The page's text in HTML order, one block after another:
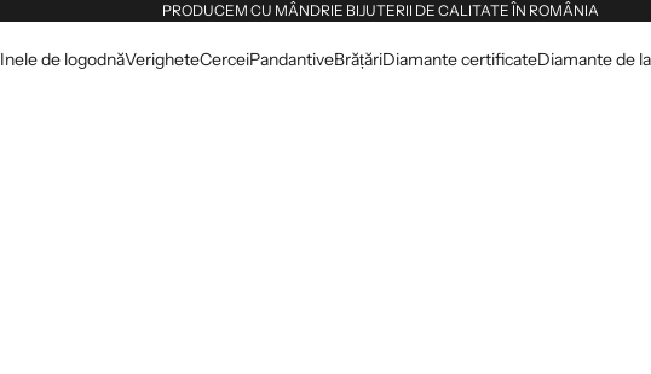
PRODUCEM CU MÂNDRIE BIJUTERII DE CALITATE ÎN ROMÂNIA
Inele de logodnăVerigheteCerceiPandantiveBrățăriDiamante certificateDiamante de